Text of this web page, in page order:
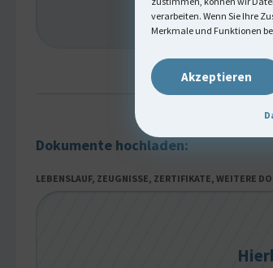
verarbeiten. Wenn Sie Ihre
Merkmale und Funktionen
Akzeptieren
Dokumente hochladen:
LEBENSLAUF, ZEUGNISSE, ZERTIFIKATE, WEITERE